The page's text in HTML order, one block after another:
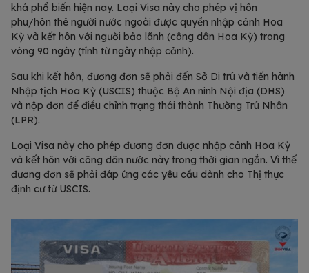
khá phổ biến hiện nay. Loại Visa này cho phép vị hôn
phu/hôn thê người nước ngoài được quyền nhập cảnh Hoa
Kỳ và kết hôn với người bảo lãnh (công dân Hoa Kỳ) trong
vòng 90 ngày (tính từ ngày nhập cảnh).
Sau khi kết hôn, đương đơn sẽ phải đến Sở Di trú và tiến hành
Nhập tịch Hoa Kỳ (USCIS) thuộc Bộ An ninh Nội địa (DHS)
và nộp đơn để điều chỉnh trạng thái thành Thường Trú Nhân
(LPR).
Loại Visa này cho phép đương đơn được nhập cảnh Hoa Kỳ
và kết hôn với công dân nước này trong thời gian ngắn. Vì thế
đương đơn sẽ phải đáp ứng các yêu cầu dành cho Thị thực
định cư từ USCIS.